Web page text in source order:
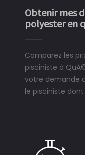
Obtenir mes
polyester en
Comparez les
pisciniste à
votre demande
le pisciniste